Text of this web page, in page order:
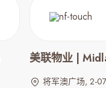
美联物业 |
将军澳广场, 2-